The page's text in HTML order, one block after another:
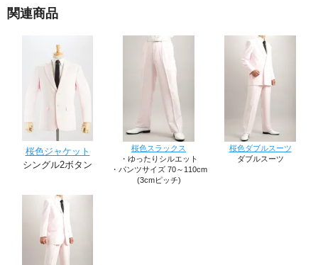
関連商品
桜色ジャケット
シングル2ボタン
桜色スラックス
・ゆったりシルエット
・パンツサイズ 70～110cm
(3cmピッチ)
桜色ダブルスーツ
ダブルスーツ